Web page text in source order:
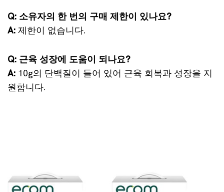
Q: 소유자의 한 번의 구매 제한이 있나요?
A: 제한이 없습니다.
Q: 근육 성장에 도움이 되나요?
A: 10g의 단백질이 들어 있어 근육 회복과 성장을 지
원합니다.